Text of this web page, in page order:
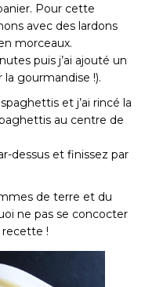
Pour cette
avec des lardons
morceaux.
puis j’ai ajouté un
gourmandise !).
et j’ai rincé la
au centre de
dessus et finissez par
de terre et du
ne pas se concocter
recette !